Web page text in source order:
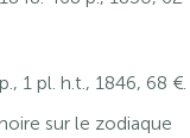
1 pl. h.t., 1846, 68 €.
sur le zodiaque